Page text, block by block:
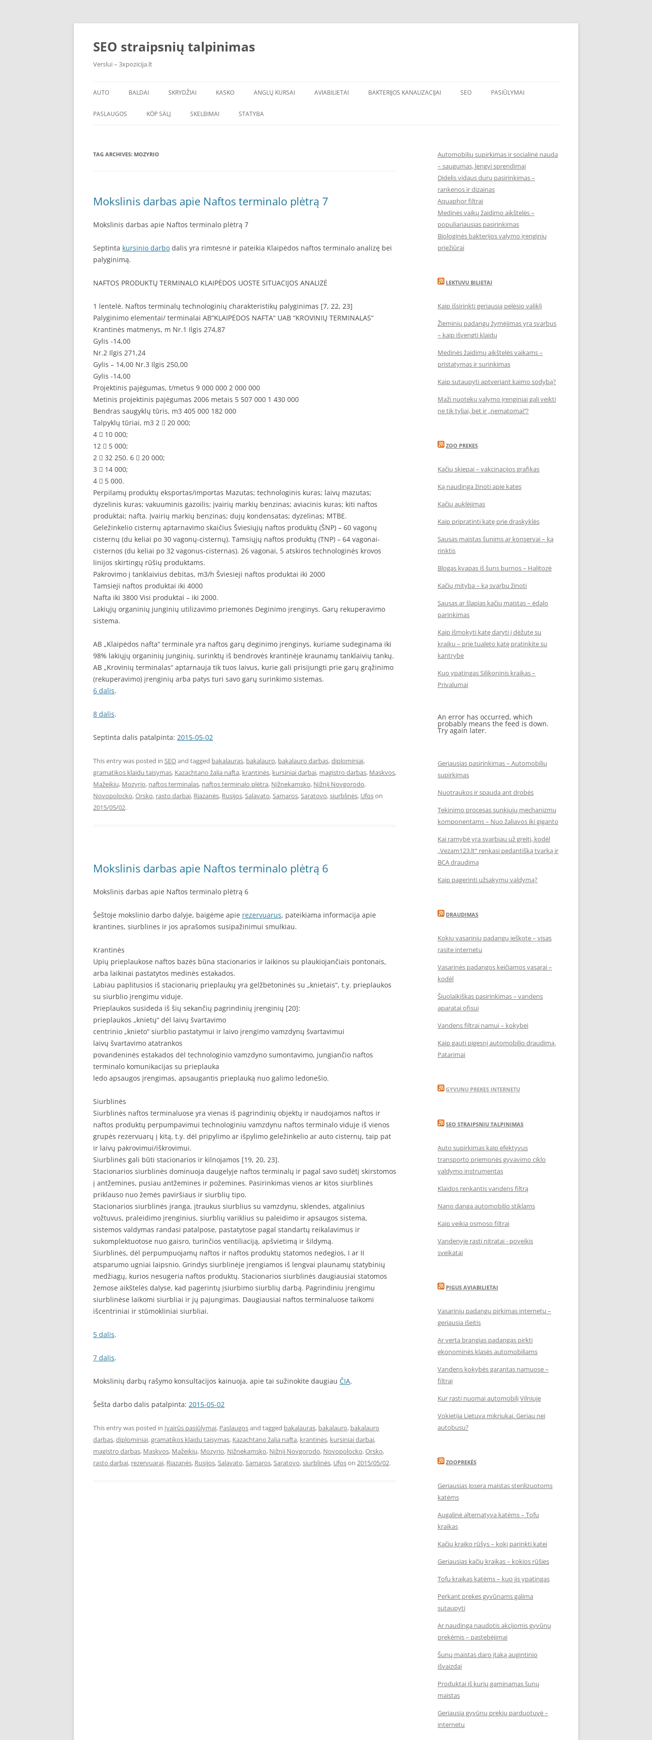
Skip
SEO straipsnių talpinimas
Verslui – 3xpozicija.lt
AUTO BALDAI SKRYDŽIAI KASKO ANGLŲ KURSAI AVIABILIETAI BAKTERIJOS KANALIZACIJAI SEO PASIŪLYMAI
PASLAUGOS KÖP SÄLJ SKELBIMAI STATYBA
TAG ARCHIVES: MOZYRIO
Mokslinis darbas apie Naftos terminalo plėtrą 7
Mokslinis darbas apie Naftos terminalo plėtrą 7
Septinta kursinio darbo dalis yra rimtesnė ir pateikia Klaipėdos naftos terminalo analizę bei
palyginimą.
NAFTOS PRODUKTŲ TERMINALO KLAIPĖDOS UOSTE SITUACIJOS ANALIZĖ
1 lentelė. Naftos terminalų technologinių charakteristikų palyginimas [7, 22, 23]
Palyginimo elementai/ terminalai AB“KLAIPĖDOS NAFTA“ UAB “KROVINIŲ TERMINALAS“
Krantinės matmenys, m Nr.1 Ilgis 274,87
Gylis -14,00
Nr.2 Ilgis 271,24
Gylis – 14,00 Nr.3 Ilgis 250,00
Gylis -14,00
Projektinis pajėgumas, t/metus 9 000 000 2 000 000
Metinis projektinis pajėgumas 2006 metais 5 507 000 1 430 000
Bendras saugyklų tūris, m3 405 000 182 000
Talpyklų tūriai, m3 2  20 000;
4  10 000;
12  5 000;
2  32 250. 6  20 000;
3  14 000;
4  5 000.
Perpilamų produktų eksportas/importas Mazutas; technologinis kuras; laivų mazutas;
dyzelinis kuras; vakuuminis gazoilis; įvairių markių benzinas; aviacinis kuras; kiti naftos
produktai; nafta. Įvairių markių benzinas; dujų kondensatas; dyzelinas; MTBE.
Geležinkelio cisternų aptarnavimo skaičius Šviesiųjų naftos produktų (ŠNP) – 60 vagonų
cisternų (du keliai po 30 vagonų-cisternų). Tamsiųjų naftos produktų (TNP) – 64 vagonai-
cisternos (du keliai po 32 vagonus-cisternas). 26 vagonai, 5 atskiros technologinės krovos
linijos skirtingų rūšių produktams.
Pakrovimo į tanklaivius debitas, m3/h Šviesieji naftos produktai iki 2000
Tamsieji naftos produktai iki 4000
Nafta iki 3800 Visi produktai – iki 2000.
Lakiųjų organinių junginių utilizavimo priemonės Deginimo įrenginys. Garų rekuperavimo
sistema.
AB „Klaipėdos nafta“ terminale yra naftos garų deginimo įrenginys, kuriame sudeginama iki
98% lakiųjų organinių junginių, surinktų iš bendrovės krantinėje kraunamų tanklaivių tankų.
AB „Krovinių terminalas“ aptarnauja tik tuos laivus, kurie gali prisijungti prie garų grąžinimo
(rekuperavimo) įrenginių arba patys turi savo garų surinkimo sistemas.
6 dalis.
8 dalis.
Septinta dalis patalpinta: 2015-05-02
This entry was posted in SEOand tagged bakalauras, bakalauro, bakalauro darbas,diplominiai,
gramatikos klaidu taisymas, Kazachtano žalia nafta, krantinės, kursiniai darbai, magistro darbas, Maskvos,
Mažeikių, Mozyrio, naftos terminalas, naftos terminalo plėtra, Nižnekamsko, Nižnij Novgorodo,
Novopolocko,Orsko, rasto darbai, Riazanės, Rusijos,Salavato,Samaros,Saratovo,siurblinės, Ufoson
2015/05/02.
Mokslinis darbas apie Naftos terminalo plėtrą 6
Mokslinis darbas apie Naftos terminalo plėtrą 6
Šeštoje mokslinio darbo dalyje, baigėme apie rezervuarus, pateikiama informacija apie
krantines, siurblines ir jos aprašomos susipažinimui smulkiau.
Krantinės
Upių prieplaukose naftos bazės būna stacionarios ir laikinos su plaukiojančiais pontonais,
arba laikinai pastatytos medinės estakados.
Labiau paplitusios iš stacionarių prieplaukų yra gelžbetoninės su „knietais“, t.y. prieplaukos
su siurblio įrengimu viduje.
Prieplaukos susideda iš šių sekančių pagrindinių įrenginių [20]:
prieplaukos „knietų“ dėl laivų švartavimo
centrinio „knieto“ siurblio pastatymui ir laivo įrengimo vamzdynų švartavimui
laivų švartavimo atatrankos
povandeninės estakados dėl technologinio vamzdyno sumontavimo, jungiančio naftos
terminalo komunikacijas su prieplauka
ledo apsaugos įrengimas, apsaugantis prieplauką nuo galimo ledonešio.
Siurblinės
Siurblinės naftos terminaluose yra vienas iš pagrindinių objektų ir naudojamos naftos ir
naftos produktų perpumpavimui technologiniu vamzdynu naftos terminalo viduje iš vienos
grupės rezervuarų į kitą, t.y. dėl pripylimo ar išpylimo geležinkelio ar auto cisternų, taip pat
ir laivų pakrovimui/iškrovimui.
Siurblinės gali būti stacionarios ir kilnojamos [19, 20, 23].
Stacionarios siurblinės dominuoja daugelyje naftos terminalų ir pagal savo sudėtį skirstomos
į antžemines, pusiau antžemines ir požemines. Pasirinkimas vienos ar kitos siurblinės
priklauso nuo žemės paviršiaus ir siurblių tipo.
Stacionarios siurblinės įranga, įtraukus siurblius su vamzdynu, sklendes, atgalinius
vožtuvus, praleidimo įrenginius, siurblių variklius su paleidimo ir apsaugos sistema,
sistemos valdymas randasi patalpose, pastatytose pagal standartų reikalavimus ir
sukomplektuotose nuo gaisro, turinčios ventiliaciją, apšvietimą ir šildymą.
Siurblinės, dėl perpumpuojamų naftos ir naftos produktų statomos nedegios, I ar II
atsparumo ugniai laipsnio. Grindys siurblinėje įrengiamos iš lengvai plaunamų statybinių
medžiagų, kurios nesugeria naftos produktų. Stacionarios siurblinės daugiausiai statomos
žemose aikštelės dalyse, kad pagerintų įsiurbimo siurblių darbą. Pagrindiniu įrengimu
siurblinėse laikomi siurbliai ir jų pajungimas. Daugiausiai naftos terminaluose taikomi
išcentriniai ir stūmokliniai siurbliai.
5 dalis.
7 dalis.
Mokslinių darbų rašymo konsultacijos kainuoja, apie tai sužinokite daugiau ČIA.
Šešta darbo dalis patalpinta: 2015-05-02
This entry was posted in Įvairūs pasiūlymai, Paslaugosand tagged bakalauras, bakalauro, bakalauro
darbas,diplominiai,gramatikos klaidu taisymas, Kazachtano žalia nafta, krantinės, kursiniai darbai,
magistro darbas, Maskvos, Mažeikių, Mozyrio, Nižnekamsko, Nižnij Novgorodo, Novopolocko,Orsko,
rasto darbai, rezervuarai, Riazanės, Rusijos,Salavato,Samaros,Saratovo,siurblinės, Ufoson 2015/05/02.
Automobilių supirkimas ir socialinė nauda
– saugumas, lengvi sprendimai
Didelis vidaus durų pasirinkimas –
rankenos ir dizainas
Aquaphor filtrai
Medinės vaikų žaidimo aikštelės –
populiariausias pasirinkimas
Biologinės bakterijos valymo įrenginių
priežiūrai
LEKTUVU BILIETAI
Kaip išsirinkti geriausią pelėsio valiklį
Žieminių padangų žymėjimas yra svarbus
– kaip išvengti klaidų
Medinės žaidimų aikštelės vaikams –
pristatymas ir surinkimas
Kaip sutaupyti aptveriant kaimo sodybą?
Maži nuotekų valymo įrenginiai gali veikti
ne tik tyliai, bet ir „nematomai‘‘?
ZOO PREKES
Kačių skiepai – vakcinacijos grafikas
Ką naudinga žinoti apie kates
Kačių auklėjimas
Kaip pripratinti katę prie draskyklės
Sausas maistas šunims ar konservai – ką
rinktis
Blogas kvapas iš šuns burnos – Halitozė
Kačių mityba – ką svarbu žinoti
Sausas ar šlapias kačių maistas – ėdalo
parinkimas
Kaip išmokyti katę daryti į dėžutę su
kraiku – prie tualeto katę pratinkite su
kantrybe
Kuo ypatingas Silikoninis kraikas –
Privalumai
An error has occurred, which
probably means the feed is down.
Try again later.
Geriausias pasirinkimas – Automobilių
supirkimas
Nuotraukos ir spauda ant drobės
Tekinimo procesas sunkiųjų mechanizmų
komponentams – Nuo žaliavos iki giganto
Kai ramybė yra svarbiau už greitį, kodėl
„Vezam123.lt“ renkasi pedantišką tvarką ir
BCA draudimą
Kaip pagerinti užsakymų valdymą?
DRAUDIMAS
Kokių vasarinių padangų ieškote – visas
rasite internetu
Vasarinės padangos keičiamos vasarai –
kodėl
Šiuolaikiškas pasirinkimas – vandens
aparatai ofisui
Vandens filtrai namui – kokybei
Kaip gauti pigesnį automobilio draudimą.
Patarimai
GYVUNU PREKES INTERNETU
SEO STRAIPSNIU TALPINIMAS
Auto supirkimas kaip efektyvus
transporto priemonės gyvavimo ciklo
valdymo instrumentas
Klaidos renkantis vandens filtrą
Nano danga automobilio stiklams
Kaip veikia osmoso filtrai
Vandenyje rasti nitratai - poveikis
sveikatai
PIGUS AVIABILIETAI
Vasarinių padangų pirkimas internetu –
geriausia išeitis
Ar verta brangias padangas pirkti
ekonominės klasės automobiliams
Vandens kokybės garantas namuose –
filtrai
Kur rasti nuomai automobilį Vilniuje
Vokietija Lietuva mikriukai. Geriau nei
autobusu?
ZOOPREKĖS
Geriausias Josera maistas sterilizuotoms
katėms
Augalinė alternatyva katėms – Tofu
kraikas
Kačių kraiko rūšys – kokį parinkti katei
Geriausias kačių kraikas – kokios rūšies
Tofu kraikas katėms – kuo jis ypatingas
Perkant prekes gyvūnams galima
sutaupyti
Ar naudinga naudotis akcijomis gyvūnų
prekėmis – pastebėjimai
Šunų maistas daro įtaką augintinio
išvaizdai
Produktai iš kurių gaminamas šunų
maistas
Geriausia gyvūnų prekių parduotuvė –
internetu